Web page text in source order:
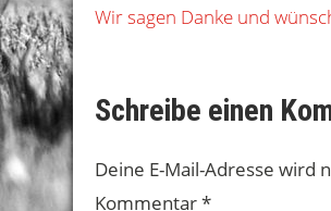
Beitragsnavigation
Wir sagen Danke und
Schreibe einen
Deine E-Mail-Adresse wird
Kommentar*